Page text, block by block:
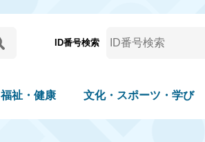
ID番号検索
福祉・健康 文化・スポーツ・学び